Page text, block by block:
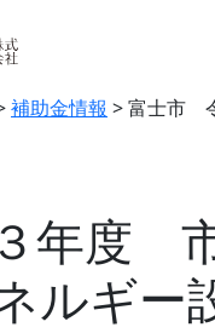
補助金情報 >富士市
度 市
ルギー